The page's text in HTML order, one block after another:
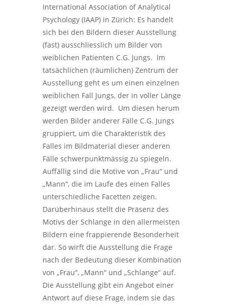
International Association of Analytical
Psychology (IAAP) in Zürich: Es handelt
sich bei den Bildern dieser Ausstellung
(fast) ausschliesslich um Bilder von
weiblichen Patienten C.G. Jungs. Im
tatsächlichen (räumlichen) Zentrum der
Ausstellung geht es um einen einzelnen
weiblichen Fall Jungs, der in voller Länge
gezeigt werden wird. Um diesen herum
werden Bilder anderer Fälle C.G. Jungs
gruppiert, um die Charakteristik des
Falles im Bildmaterial dieser anderen
Fälle schwerpunktmässig zu spiegeln.
Auffällig sind die Motive von „Frau“ und
„Mann“, die im Laufe des einen Falles
unterschiedliche Facetten zeigen.
Darüberhinaus stellt die Präsenz des
Motivs der Schlange in den allermeisten
Bildern eine frappierende Besonderheit
dar. So wirft die Ausstellung die Frage
nach der Bedeutung dieser Kombination
von „Frau“, „Mann“ und „Schlange“ auf.
Die Ausstellung gibt ein Angebot einer
Antwort auf diese Frage, indem sie das